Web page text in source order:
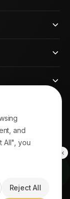
and
All", you
Reject All